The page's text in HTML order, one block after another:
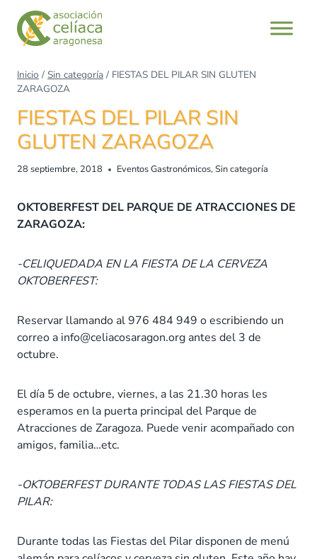
Saltar
contenido
Inicio / Sin categoría / FIESTAS DEL PILAR SIN GLUTEN
ZARAGOZA
FIESTAS DEL PILAR SIN
GLUTEN ZARAGOZA
28 septiembre, 2018 Eventos Gastronómicos, Sin categoría
OKTOBERFEST DEL PARQUE DE ATRACCIONES DE
ZARAGOZA:
-CELIQUEDADA EN LA FIESTA DE LA CERVEZA
OKTOBERFEST:
Reservar llamando al 976 484 949 o escribiendo un
correo a info@celiacosaragon.org antes del 3 de
octubre.
El día 5 de octubre, viernes, a las 21.30 horas les
esperamos en la puerta principal del Parque de
Atracciones de Zaragoza. Puede venir acompañado con
amigos, familia…etc.
-OKTOBERFEST DURANTE TODAS LAS FIESTAS DEL
PILAR:
Durante todas las Fiestas del Pilar disponen de menú